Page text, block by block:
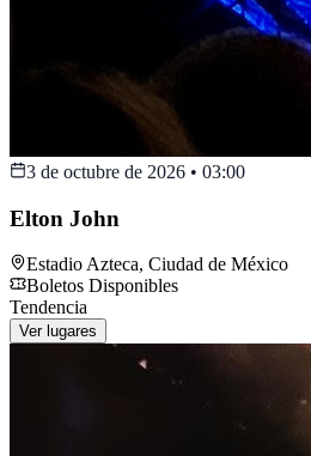
3 de octubre de 2026 • 03:00
Elton John
Estadio Azteca, Ciudad de México
Boletos Disponibles
Tendencia
Ver lugares